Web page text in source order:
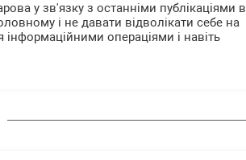
у зв'язку з останніми публікаціями в
і не давати відволікати себе на
інформаційними операціями і навіть